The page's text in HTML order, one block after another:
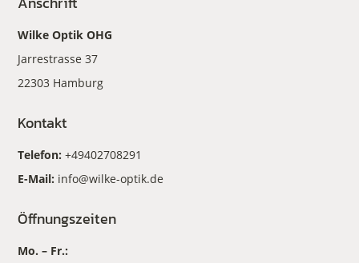
Wilke Optik OHG
Jarrestrasse 37
22303 Hamburg
Kontakt
Telefon:+49402708291
E-Mail: info@wilke-optik.de
Öffnungszeiten
Mo. – Fr.: